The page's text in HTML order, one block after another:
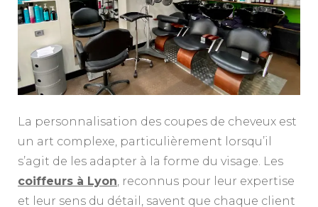
La personnalisation des coupes de cheveux est
un art complexe, particulièrement lorsqu’il
s’agit de les adapter à la forme du visage. Les
coiffeurs à Lyon, reconnus pour leur expertise
et leur sens du détail, savent que chaque client